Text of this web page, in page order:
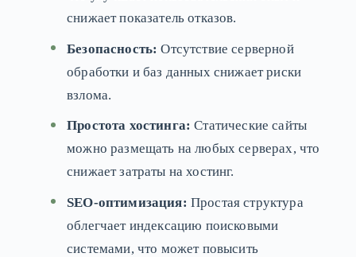
снижает показатель отказов.
Безопасность: Отсутствие серверной
обработки и баз данных снижает риски
взлома.
Простота хостинга: Статические сайты
можно размещать на любых серверах, что
снижает затраты на хостинг.
SEO-оптимизация: Простая структура
облегчает индексацию поисковыми
системами, что может повысить